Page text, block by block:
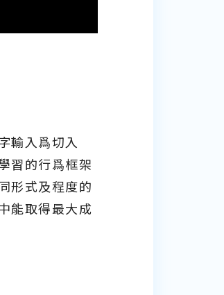
輸入爲切入
習的行爲框架
形式及程度的
能取得最大成